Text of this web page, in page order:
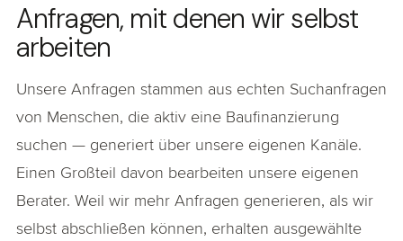
Anfragen, mit denen wir selbst
arbeiten
Unsere Anfragen stammen aus echten Suchanfragen
von Menschen, die aktiv eine Baufinanzierung
suchen — generiert über unsere eigenen Kanäle.
Einen Großteil davon bearbeiten unsere eigenen
Berater. Weil wir mehr Anfragen generieren, als wir
selbst abschließen können, erhalten ausgewählte